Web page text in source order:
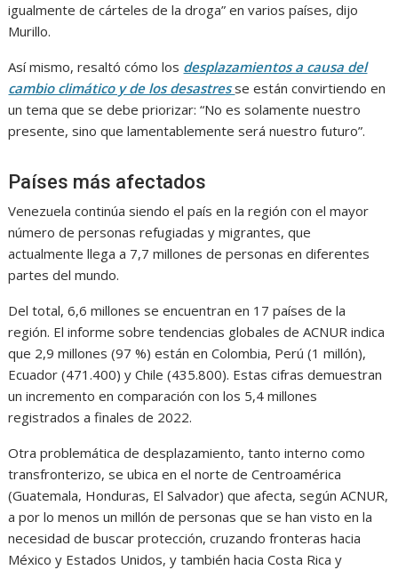
igualmente de cárteles de la droga” en varios países, dijo
Murillo.
Así mismo, resaltó cómo los desplazamientos a causa del
cambio climático y de los desastresse están convirtiendo en
un tema que se debe priorizar: “No es solamente nuestro
presente, sino que lamentablemente será nuestro futuro”.
Países más afectados
Venezuela continúa siendo el país en la región con el mayor
número de personas refugiadas y migrantes, que
actualmente llega a 7,7 millones de personas en diferentes
partes del mundo.
Del total, 6,6 millones se encuentran en 17 países de la
región. El informe sobre tendencias globales de ACNUR indica
que 2,9 millones (97 %) están en Colombia, Perú (1 millón),
Ecuador (471.400) y Chile (435.800). Estas cifras demuestran
un incremento en comparación con los 5,4 millones
registrados a finales de 2022.
Otra problemática de desplazamiento, tanto interno como
transfronterizo, se ubica en el norte de Centroamérica
(Guatemala, Honduras, El Salvador) que afecta, según ACNUR,
a por lo menos un millón de personas que se han visto en la
necesidad de buscar protección, cruzando fronteras hacia
México y Estados Unidos, y también hacia Costa Rica y